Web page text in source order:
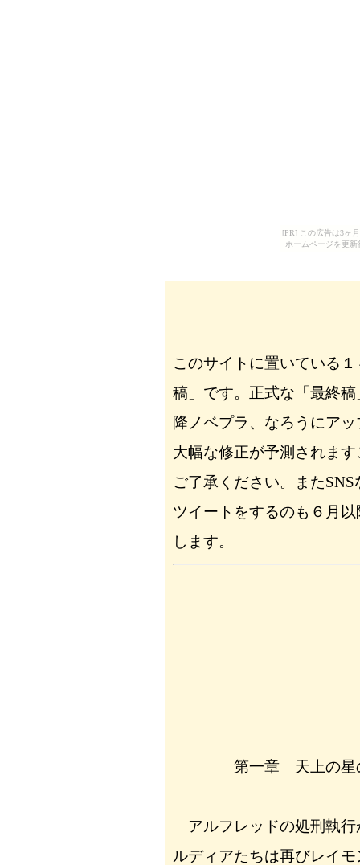
[PR] この広告は3ヶ
ホームページを更
このサイトに置いている
稿」です。正式な「最終
降ノベプラ、なろうにア
大幅な修正が予測されま
ご了承ください。また
ツイートをするのも６月
します。
第一章 天上の星の
アルフレッドの処刑執行
ルディアたちは再びレイ